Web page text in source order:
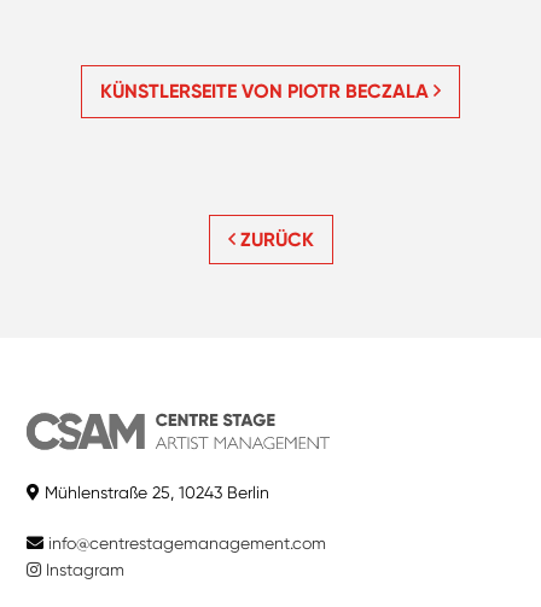
KÜNSTLERSEITE VON PIOTR BECZALA
ZURÜCK
Mühlenstraße 25, 10243 Berlin
info@centrestagemanagement.com
Instagram